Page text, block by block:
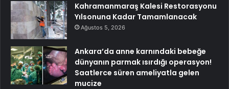
Kahramanmaraş Kalesi Restorasyonu
Yılsonuna Kadar Tamamlanacak
Ağustos 5, 2026
Ankara’da anne karnındaki bebeğe
dünyanın parmak ısırdığı operasyon!
Saatlerce süren ameliyatla gelen
mucize